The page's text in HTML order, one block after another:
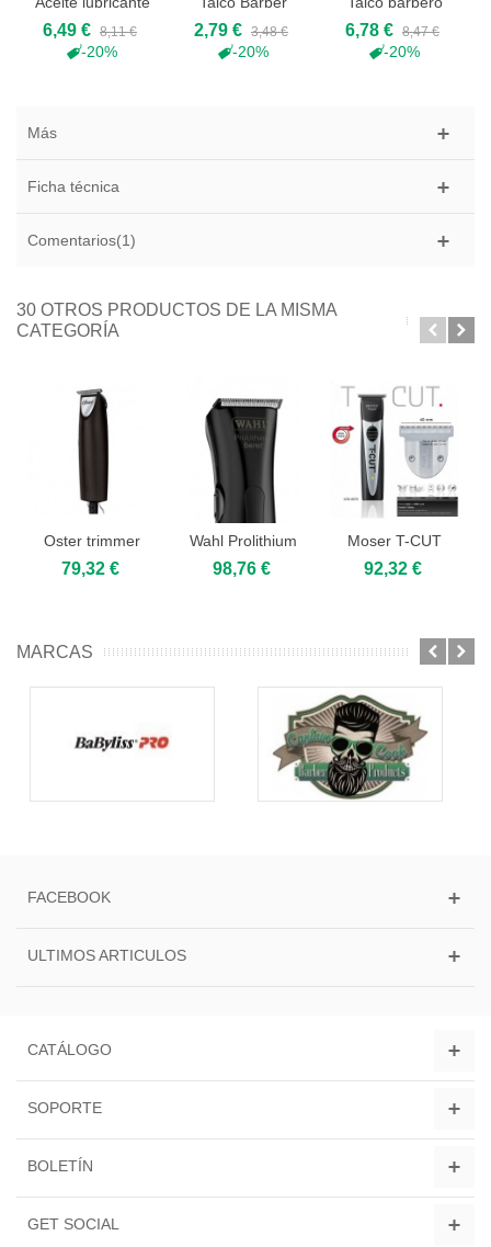
wahl, 118ml
6,49 € 8,11 €
-20%
Line 200gr
2,79 € 3,48 €
-20%
500ml "Talc de...
6,78 € 8,47 €
-20%
Más
Ficha técnica
Comentarios(1)
30 OTROS PRODUCTOS DE LA MISMA
CATEGORÍA
Oster trimmer
59-84
79,32 €
Wahl Prolithium
Beret Black
98,76 €
Moser T-CUT
1591
92,32 €
MARCAS
FACEBOOK
ULTIMOS ARTICULOS
CATÁLOGO
SOPORTE
BOLETÍN
GET SOCIAL